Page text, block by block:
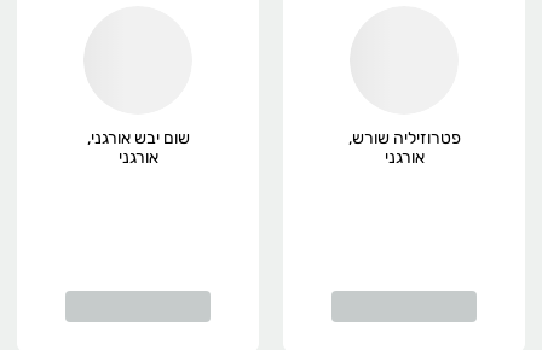
פטרוזיליה שורש,
אורגני
שום יבש אורגני,
אורגני